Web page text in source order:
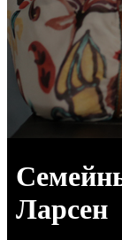
Ларсен